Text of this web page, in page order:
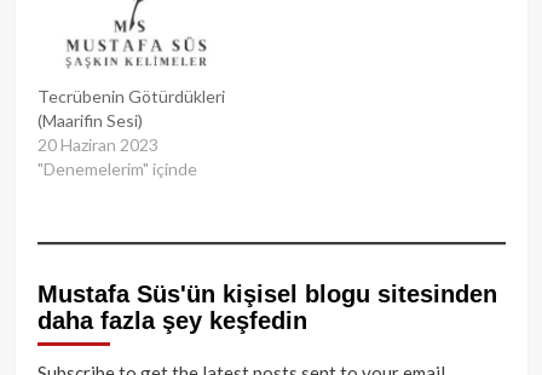
Tecrübenin Götürdükleri
(Maarifin Sesi)
20 Haziran 2023
"Denemelerim" içinde
Mustafa Süs'ün kişisel blogu sitesinden
daha fazla şey keşfedin